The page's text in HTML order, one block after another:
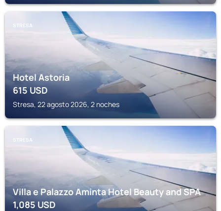
STRESA
Hotel Astoria
615USD
Stresa, 22 agosto 2026, 2 noches
STRESA
Villa e Palazzo Aminta Hotel Beauty and SPA
1,085 USD